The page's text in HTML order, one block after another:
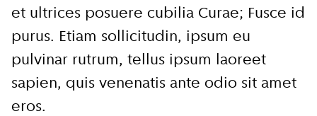
et ultrices posuere cubilia Curae; Fusce id
purus. Etiam sollicitudin, ipsum eu
pulvinar rutrum, tellus ipsum laoreet
sapien, quis venenatis ante odio sit amet
eros.